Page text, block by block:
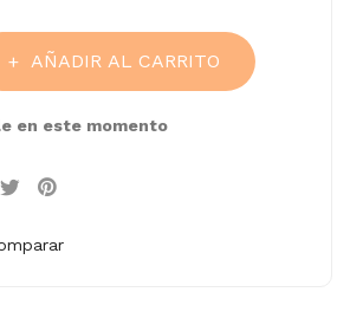
AÑADIR AL CARRITO
en este momento